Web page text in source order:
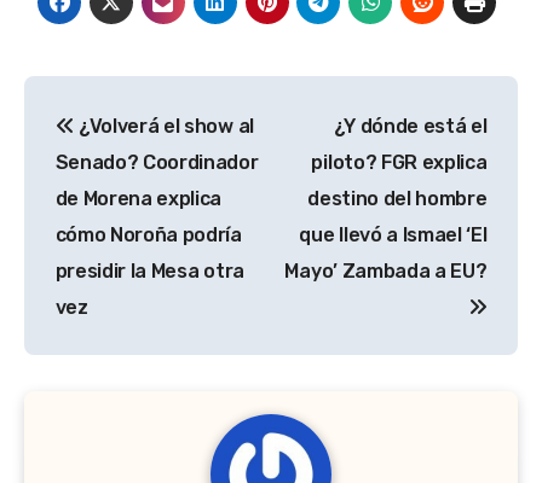
de
entradas
¿Volverá el show al
Senado? Coordinador
de Morena explica
cómo Noroña podría
presidir la Mesa otra
vez
¿Y dónde está el
piloto? FGR explica
destino del hombre
que llevó a Ismael ‘El
Mayo’ Zambada a EU?